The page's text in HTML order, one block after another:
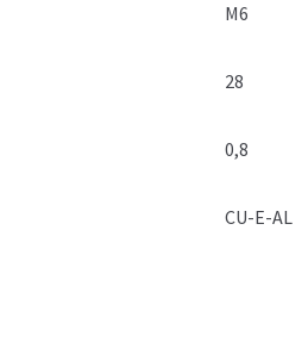
М6
28
0,8
CU-E-AL